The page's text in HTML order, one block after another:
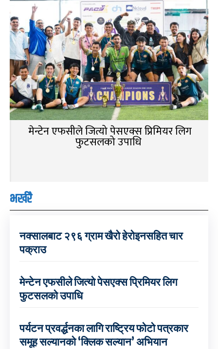
मेन्टेन एफसीले जित्यो पेसएक्स प्रिमियर लिग
फुटसलको उपाधि
भर्खरै
नक्सालबाट २९६ ग्राम खैरो हेरोइनसहित चार
पक्राउ
मेन्टेन एफसीले जित्यो पेसएक्स प्रिमियर लिग
फुटसलको उपाधि
पर्यटन प्रवर्द्धनका लागि राष्ट्रिय फोटो पत्रकार
समूह सल्यानको ‘क्लिक सल्यान’ अभियान